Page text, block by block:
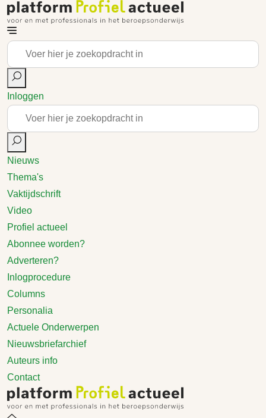
Inloggen
Nieuws
Thema's
Vaktijdschrift
Video
Profiel actueel
Abonnee worden?
Adverteren?
Inlogprocedure
Columns
Personalia
Actuele Onderwerpen
Nieuwsbriefarchief
Auteurs info
Contact